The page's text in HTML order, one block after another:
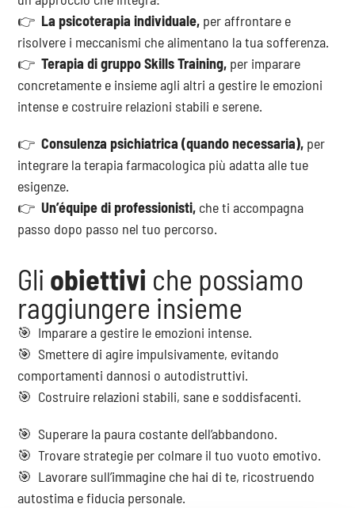
👉 La psicoterapia individuale, per affrontare e
risolvere i meccanismi che alimentano la tua sofferenza.
👉Terapia di gruppo Skills Training, per imparare
concretamente e insieme agli altri a gestire le emozioni
intense e costruire relazioni stabili e serene.
👉Consulenza psichiatrica (quando necessaria), per
integrare la terapia farmacologica più adatta alle tue
esigenze.
👉Un’équipe di professionisti, che ti accompagna
passo dopo passo nel tuo percorso.
Gli obiettivi che possiamo
raggiungere insieme
🎯​ Imparare a gestire le emozioni intense.
🎯​ Smettere di agire impulsivamente, evitando
comportamenti dannosi o autodistruttivi.
🎯​ Costruire relazioni stabili, sane e soddisfacenti.
🎯​ Superare la paura costante dell’abbandono.
🎯​ Trovare strategie per colmare il tuo vuoto emotivo.
🎯​ Lavorare sull’immagine che hai di te, ricostruendo
autostima e fiducia personale.